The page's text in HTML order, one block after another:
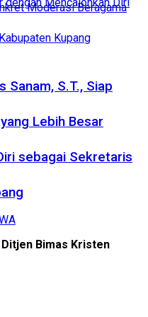
Sanam, S.T., Siap
Lebih Besar
sebagai Sekretaris
Bimas Kristen